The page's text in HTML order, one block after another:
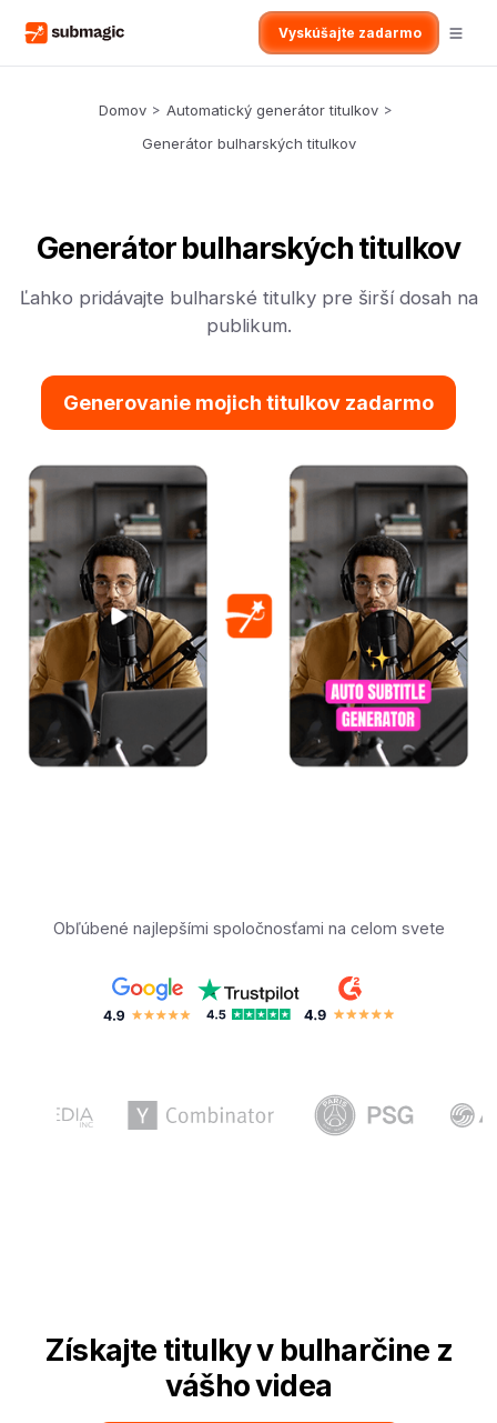
Vyskúšajte zadarmo
Domov > Automatický generátor titulkov >
Generátor bulharských titulkov
Generátor bulharských titulkov
Ľahko pridávajte bulharské titulky pre širší dosah na
publikum.
Generovanie mojich titulkov zadarmo
Obľúbené najlepšími spoločnosťami na celom svete
Získajte titulky v bulharčine z
vášho videa